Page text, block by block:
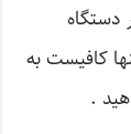
دستگاه
کافیست به
.